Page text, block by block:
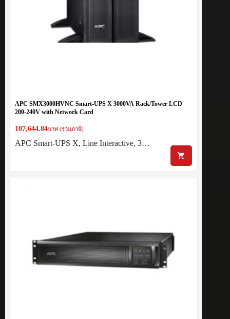
APC SMX3000HVNC Smart-UPS X 3000VA Rack/Tower LCD
200-240V with Network Card
107,644.84บาท (รวมภาษี)
APC Smart-UPS X, Line Interactive, 3…